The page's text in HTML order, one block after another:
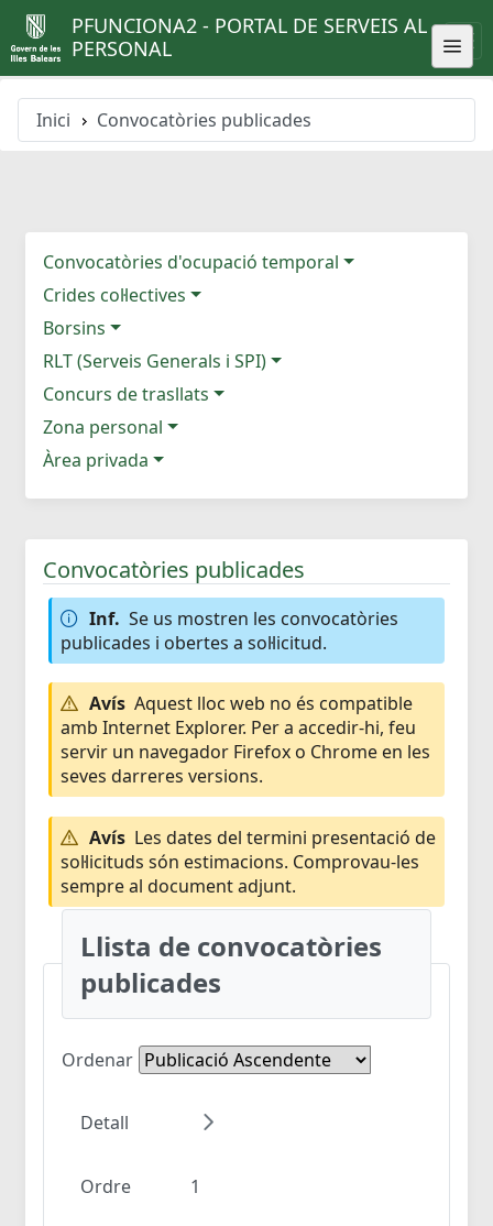
PFUNCIONA2 - PORTAL DE SERVEIS AL
PERSONAL
Inici Convocatòries publicades
Convocatòries d'ocupació temporal
Crides col·lectives
Borsins
RLT (Serveis Generals i SPI)
Concurs de trasllats
Zona personal
Àrea privada
Convocatòries publicades
Inf. Se us mostren les convocatòries
publicades i obertes a sol·licitud.
Avís Aquest lloc web no és compatible
amb Internet Explorer. Per a accedir-hi, feu
servir un navegador Firefox o Chrome en les
seves darreres versions.
Avís Les dates del termini presentació de
sol·licituds són estimacions. Comprovau-les
sempre al document adjunt.
Llista de convocatòries
publicades
Ordenar
Detall
Ordre 1